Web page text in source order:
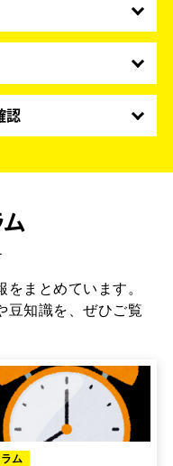
ラジカセは電池を入
きく響きます。エア
だけきれいにしてお
がち。取扱説明書、
テナ、電源コード、
で査定額がアップし
認
ム
まとめています。
豆知識を、ぜひご覧
ム